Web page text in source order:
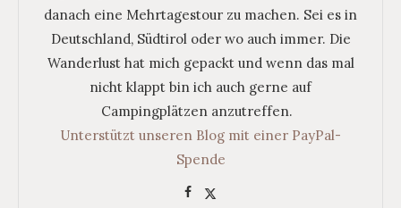
danach eine Mehrtagestour zu machen. Sei es in
Deutschland, Südtirol oder wo auch immer. Die
Wanderlust hat mich gepackt und wenn das mal
nicht klappt bin ich auch gerne auf
Campingplätzen anzutreffen.
Unterstützt unseren Blog mit einer PayPal-
Spende